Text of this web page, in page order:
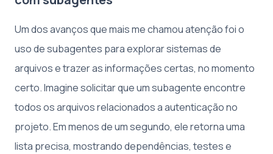
Um dos avanços que mais me chamou atenção foi o
uso de subagentes para explorar sistemas de
arquivos e trazer as informações certas, no momento
certo. Imagine solicitar que um subagente encontre
todos os arquivos relacionados a autenticação no
projeto. Em menos de um segundo, ele retorna uma
lista precisa, mostrando dependências, testes e